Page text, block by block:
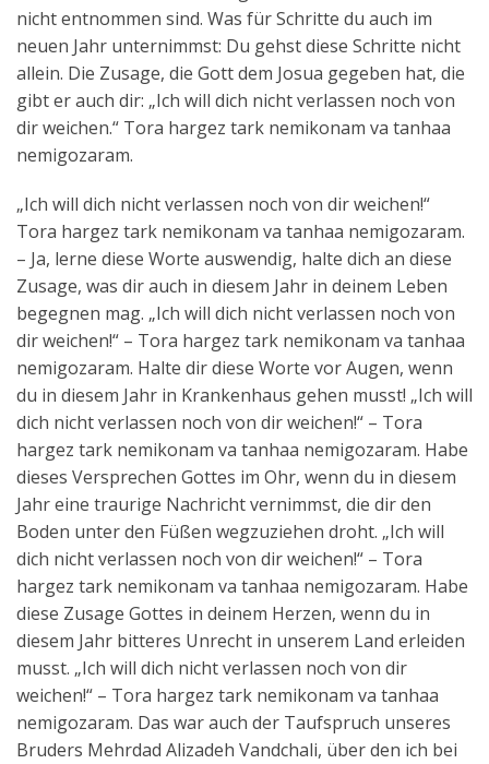
nicht entnommen sind. Was für Schritte du auch im
neuen Jahr unternimmst: Du gehst diese Schritte nicht
allein. Die Zusage, die Gott dem Josua gegeben hat, die
gibt er auch dir: „Ich will dich nicht verlassen noch von
dir weichen.“ Tora hargez tark nemikonam va tanhaa
nemigozaram.
„Ich will dich nicht verlassen noch von dir weichen!“
Tora hargez tark nemikonam va tanhaa nemigozaram.
– Ja, lerne diese Worte auswendig, halte dich an diese
Zusage, was dir auch in diesem Jahr in deinem Leben
begegnen mag. „Ich will dich nicht verlassen noch von
dir weichen!“ – Tora hargez tark nemikonam va tanhaa
nemigozaram. Halte dir diese Worte vor Augen, wenn
du in diesem Jahr in Krankenhaus gehen musst! „Ich will
dich nicht verlassen noch von dir weichen!“ – Tora
hargez tark nemikonam va tanhaa nemigozaram. Habe
dieses Versprechen Gottes im Ohr, wenn du in diesem
Jahr eine traurige Nachricht vernimmst, die dir den
Boden unter den Füßen wegzuziehen droht. „Ich will
dich nicht verlassen noch von dir weichen!“ – Tora
hargez tark nemikonam va tanhaa nemigozaram. Habe
diese Zusage Gottes in deinem Herzen, wenn du in
diesem Jahr bitteres Unrecht in unserem Land erleiden
musst. „Ich will dich nicht verlassen noch von dir
weichen!“ – Tora hargez tark nemikonam va tanhaa
nemigozaram. Das war auch der Taufspruch unseres
Bruders Mehrdad Alizadeh Vandchali, über den ich bei